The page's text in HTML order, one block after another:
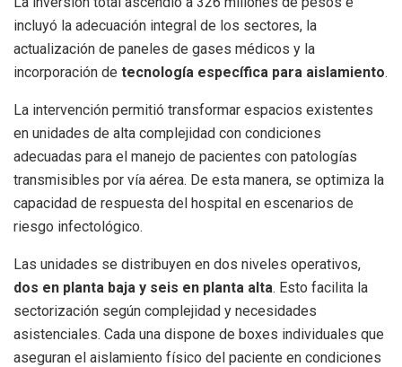
incluyó la adecuación integral de los sectores, la
actualización de paneles de gases médicos y la
incorporación de tecnología específica para aislamiento.
La intervención permitió transformar espacios existentes
en unidades de alta complejidad con condiciones
adecuadas para el manejo de pacientes con patologías
transmisibles por vía aérea. De esta manera, se optimiza la
capacidad de respuesta del hospital en escenarios de
riesgo infectológico.
Las unidades se distribuyen en dos niveles operativos,
dos en planta baja y seis en planta alta. Esto facilita la
sectorización según complejidad y necesidades
asistenciales. Cada una dispone de boxes individuales que
aseguran el aislamiento físico del paciente en condiciones